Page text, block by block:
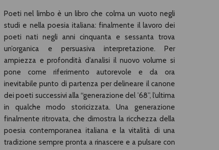
Poeti nel limbo è un libro che colma un vuoto negli
studi e nella poesia italiana: finalmente il lavoro dei
poeti nati negli anni cinquanta e sessanta trova
un’organica e persuasiva interpretazione. Per
ampiezza e profondità d’analisi il nuovo volume si
pone come riferimento autorevole e da ora
inevitabile punto di partenza per delineare il canone
dei poeti successivi alla “generazione del ’68”, l’ultima
in qualche modo storicizzata. Una generazione
finalmente ritrovata, che dimostra la ricchezza della
poesia contemporanea italiana e la vitalità di una
tradizione sempre pronta a rinascere e a pulsare con